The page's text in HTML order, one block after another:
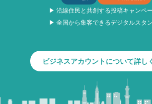
▶ 沿線住民と共創する投稿キャンペ
▶ 全国から集客できるデジタルスタ
ビジネスアカウントについて詳し